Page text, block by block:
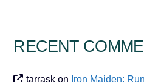
RECENT
tarrask on Iron Maiden: